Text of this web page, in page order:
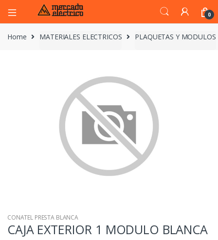
0
Home MATERIALES ELECTRICOS PLAQUETAS Y MODULOS
CONATEL PRESTA BLANCA
CAJA EXTERIOR 1 MODULO BLANCA